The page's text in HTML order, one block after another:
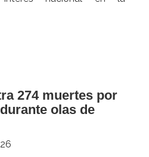
274 muertes por
olas de